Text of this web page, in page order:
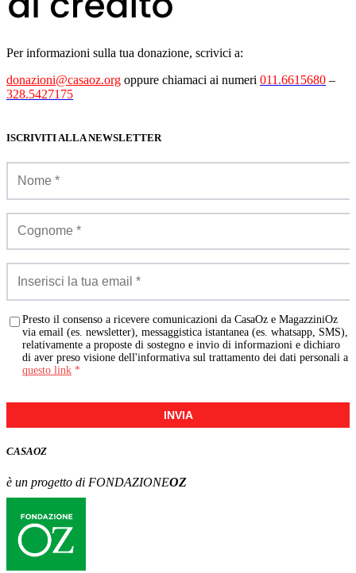
Per informazioni sulla tua donazione, scrivici a:
donazioni@casaoz.org oppure chiamaci ai numeri 011.6615680 –
328.5427175
ISCRIVITI ALLA NEWSLETTER
Presto il consenso a ricevere comunicazioni da CasaOz e MagazziniOz
via email (es. newsletter), messaggistica istantanea (es. whatsapp, SMS),
relativamente a proposte di sostegno e invio di informazioni e dichiaro
di aver preso visione dell'informativa sul trattamento dei dati personali a
questo link *
INVIA
CASAOZ
è un progetto di FONDAZIONEOZ